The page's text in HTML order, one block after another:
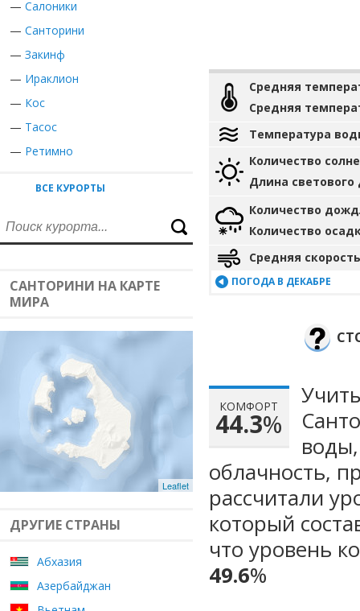
— Салоники
— Санторини
— Закинф
— Ираклион
— Кос
— Тасос
— Ретимно
ВСЕ КУРОРТЫ
САНТОРИНИ НА КАРТЕ
МИРА
Leaflet
ДРУГИЕ СТРАНЫ
Абхазия
Азербайджан
Средняя
Средняя
Температура
Количество
Длина светового
Количество
Количество
Средняя
ПОГОДА В ДЕКАБРЕ
КОМФОРТ
44.3%
облачность,
рассчитали
который
что уровень
49.6%